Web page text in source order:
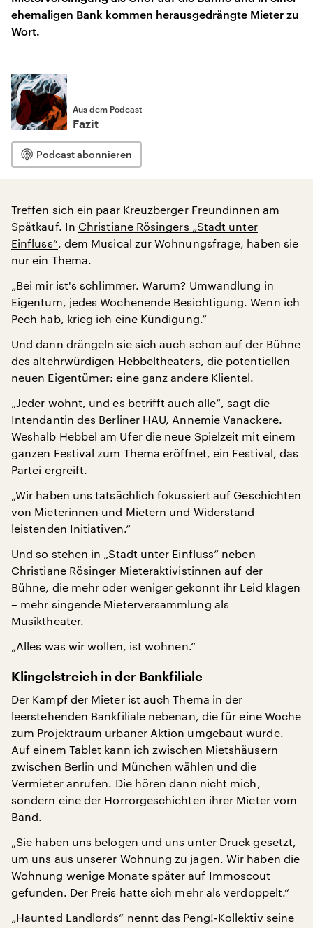
ehemaligen Bank kommen herausgedrängte Mieter zu
Wort.
Aus dem Podcast
Fazit
Podcast abonnieren
Treffen sich ein paar Kreuzberger Freundinnen am
Spätkauf. In Christiane Rösingers „Stadt unter
Einfluss“, dem Musical zur Wohnungsfrage, haben sie
nur ein Thema.
„Bei mir ist's schlimmer. Warum? Umwandlung in
Eigentum, jedes Wochenende Besichtigung. Wenn ich
Pech hab, krieg ich eine Kündigung.“
Und dann drängeln sie sich auch schon auf der Bühne
des altehrwürdigen Hebbeltheaters, die potentiellen
neuen Eigentümer: eine ganz andere Klientel.
„Jeder wohnt, und es betrifft auch alle“, sagt die
Intendantin des Berliner HAU, Annemie Vanackere.
Weshalb Hebbel am Ufer die neue Spielzeit mit einem
ganzen Festival zum Thema eröffnet, ein Festival, das
Partei ergreift.
„Wir haben uns tatsächlich fokussiert auf Geschichten
von Mieterinnen und Mietern und Widerstand
leistenden Initiativen.“
Und so stehen in „Stadt unter Einfluss“ neben
Christiane Rösinger Mieteraktivistinnen auf der
Bühne, die mehr oder weniger gekonnt ihr Leid klagen
– mehr singende Mieterversammlung als
Musiktheater.
„Alles was wir wollen, ist wohnen.“
Klingelstreich in der Bankfiliale
Der Kampf der Mieter ist auch Thema in der
leerstehenden Bankfiliale nebenan, die für eine Woche
zum Projektraum urbaner Aktion umgebaut wurde.
Auf einem Tablet kann ich zwischen Mietshäusern
zwischen Berlin und München wählen und die
Vermieter anrufen. Die hören dann nicht mich,
sondern eine der Horrorgeschichten ihrer Mieter vom
Band.
„Sie haben uns belogen und uns unter Druck gesetzt,
um uns aus unserer Wohnung zu jagen. Wir haben die
Wohnung wenige Monate später auf Immoscout
gefunden. Der Preis hatte sich mehr als verdoppelt.“
„Haunted Landlords“ nennt das Peng!-Kollektiv seine